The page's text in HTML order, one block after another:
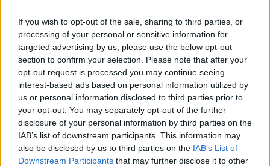
If you wish to opt-out of the sale, sharing to third parties, or
processing of your personal or sensitive information for
targeted advertising by us, please use the below opt-out
section to confirm your selection. Please note that after your
opt-out request is processed you may continue seeing
interest-based ads based on personal information utilized by
us or personal information disclosed to third parties prior to
your opt-out. You may separately opt-out of the further
disclosure of your personal information by third parties on the
IAB’s list of downstream participants. This information may
also be disclosed by us to third parties on the IAB’s List of
Downstream Participants that may further disclose it to other
A román külügyminisztérium
sajnálkozásának adott hangot a történtek
miatt.
Oroszország korábban kampányt indított a
"történelemhamisító" törekvések ellen,
amelyek orosz értelmezés szerint a szovjet
hadseregnek a náci Németország elleni
háborúban játszott szerepét akarják
kisebbíteni. Számos kelet-európai országban
a közvélemény úgy véli, hogy a szovjet